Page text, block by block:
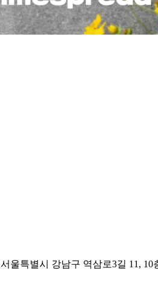
서울특별시 강남구 역삼로3길 11, 10